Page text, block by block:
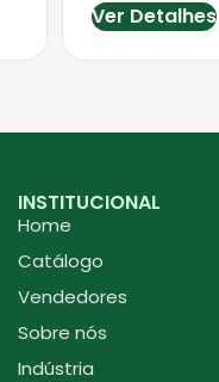
Ver Detalhes
INSTITUCIONAL
Home
Catálogo
Vendedores
Sobre nós
Indústria